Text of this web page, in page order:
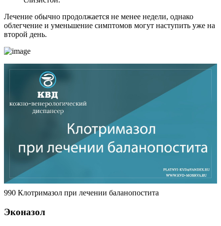
Лечение обычно продолжается не менее недели, однако
облегчение и уменьшение симптомов могут наступить уже на
второй день.
990 Клотримазол при лечении баланопостита
Эконазол